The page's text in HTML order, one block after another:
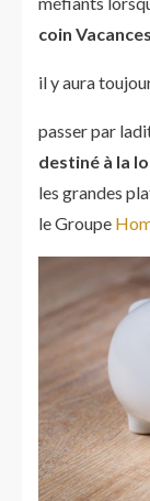
coin Vacances
il y aura
passer par
destiné à la
les grandes
le Groupe